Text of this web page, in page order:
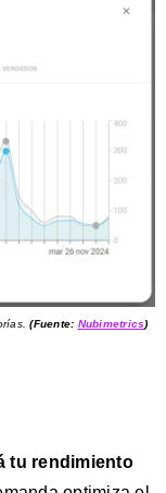
(Fuente: Nubimetrics)
tu rendimiento